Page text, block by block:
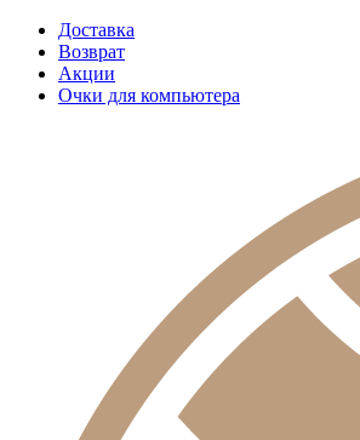
Доставка
Возврат
Акции
Очки для компьютера